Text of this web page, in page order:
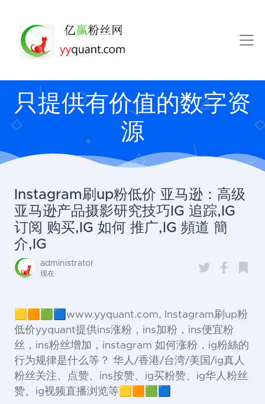
只提供有价值的数字资
源
Instagram刷up粉低价 亚马逊：高级
亚马逊产品摄影研究技巧IG 追踪,IG
订阅 购买,IG 如何 推广,IG 頻道 簡
介,IG
administrator
现在
🟨🟧🟩🟦www.yyquant.com, Instagram刷up粉
低价yyquant提供ins涨粉，ins加粉，ins便宜粉
丝，ins粉丝增加，instagram 如何涨粉，ig粉絲的
行为规律是什么等？ 华人/香港/台湾/美国/ig真人
粉丝关注、点赞、ins按赞、ig买粉赞、ig华人粉丝
赞、ig视频直播浏览等🟨🟧🟩🟦